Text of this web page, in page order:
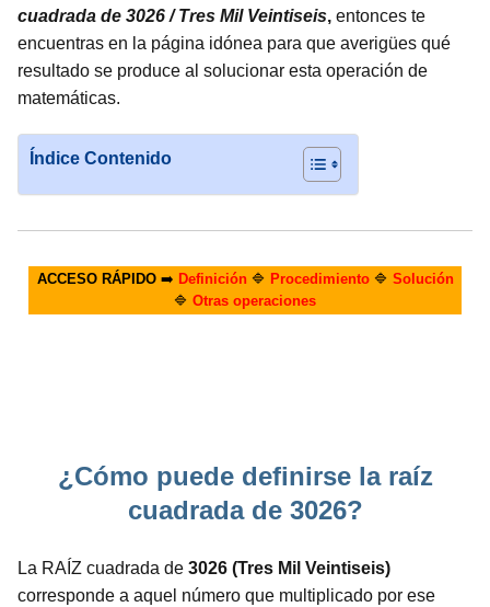
cuadrada de 3026 / Tres Mil Veintiseis, entonces te
encuentras en la página idónea para que averigües qué
resultado se produce al solucionar esta operación de
matemáticas.
Índice Contenido
ACCESO RÁPIDO➡️ Definición🔷 Procedimiento🔷 Solución
🔷 Otras operaciones
¿Cómo puede definirse la raíz
cuadrada de 3026?
La RAÍZ cuadrada de 3026 (Tres Mil Veintiseis)
corresponde a aquel número que multiplicado por ese